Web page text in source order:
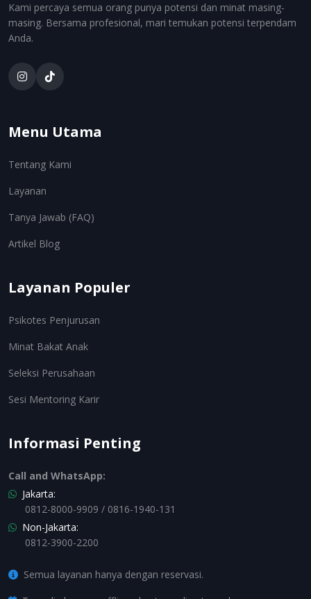
Kami percaya semua orang punya potensi dan minat masing-
masing. Bersama profesional, mari temukan potensi terpendam
Anda.
Menu Utama
Tentang Kami
Layanan
Tanya Jawab (FAQ)
Artikel Blog
Layanan Populer
Psikotes Penjurusan
Minat Bakat Anak
Seleksi Perusahaan
Sesi Mentoring Karir
Informasi Penting
Call and WhatsApp:
Jakarta:
0812-8000-9909 / 0816-1940-131
Non-Jakarta:
0812-3900-2200
Semua layanan hanya dengan reservasi.